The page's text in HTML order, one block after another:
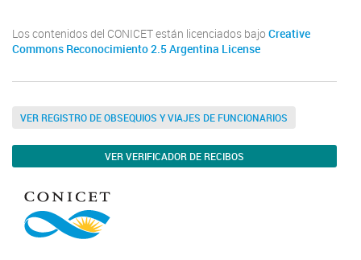
Los contenidos del CONICET están licenciados bajo Creative
Commons Reconocimiento 2.5 Argentina License
VER REGISTRO DE OBSEQUIOS Y VIAJES DE FUNCIONARIOS
VER VERIFICADOR DE RECIBOS